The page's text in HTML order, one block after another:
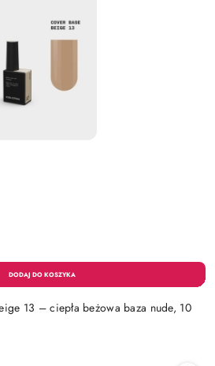
13 – ciepła beżowa baza nude, 10